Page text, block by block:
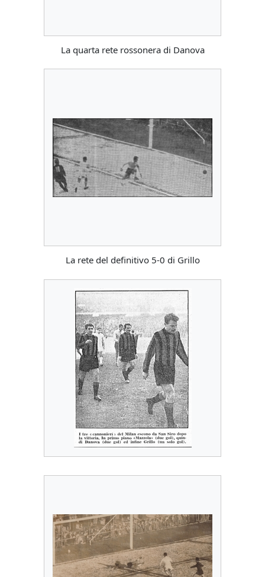
La quarta rete rossonera di Danova
La rete del definitivo 5-0 di Grillo